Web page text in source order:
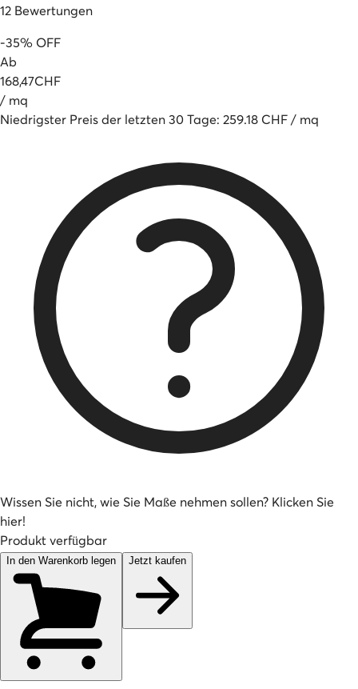
12 Bewertungen
-35% OFF
Ab
168,47CHF
/ mq
Niedrigster Preis der letzten 30 Tage: 259.18 CHF/ mq
Wissen Sie nicht, wie Sie Maße nehmen sollen? Klicken Sie
hier!
Produkt verfügbar
In den Warenkorb legen Jetzt kaufen